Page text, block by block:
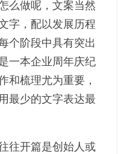
做呢，文案当然
字，配以发展历程
个阶段中具有突出
一本企业周年庆纪
和梳理尤为重要，
最少的文字表达最
开篇是创始人或